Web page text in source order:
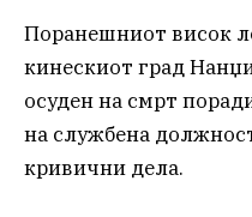
Поранешниот висок
кинескиот град
осуден на смрт
на службена
кривични дела.